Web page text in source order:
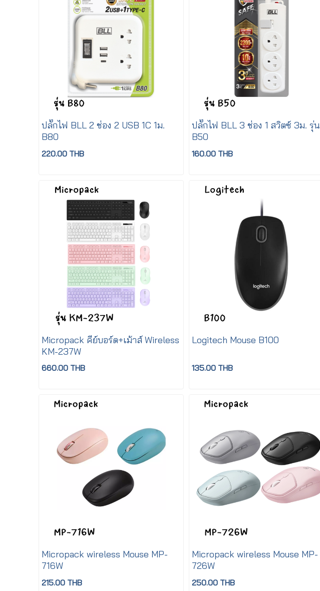
ปลั๊กไฟ BLL 2 ช่อง 2 USB 1C 1ม.
B80
220.00 THB
ปลั๊กไฟ BLL 3 ช่อง 1 สวิตซ์ 3ม. รุ่น
B50
160.00 THB
Micropack คีย์บอร์ด+เม้าส์ Wireless
KM-237W
660.00 THB
Logitech Mouse B100
135.00 THB
Micropack wireless Mouse MP-
716W
215.00 THB
Micropack wireless Mouse MP-
726W
250.00 THB